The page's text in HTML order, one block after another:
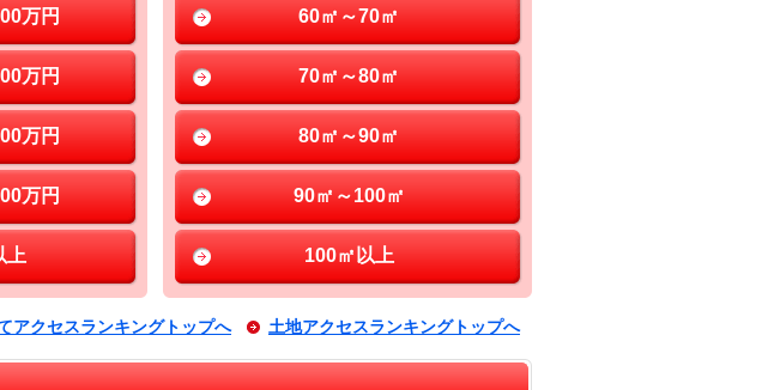
万円
万円
万円
万円
上
60㎡～70㎡
70㎡～80㎡
80㎡～90㎡
90㎡～100㎡
100㎡以上
アクセスランキングトップへ 土地アクセスランキングトップへ